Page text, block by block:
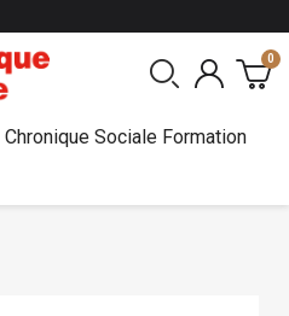
Chronique Sociale Formation